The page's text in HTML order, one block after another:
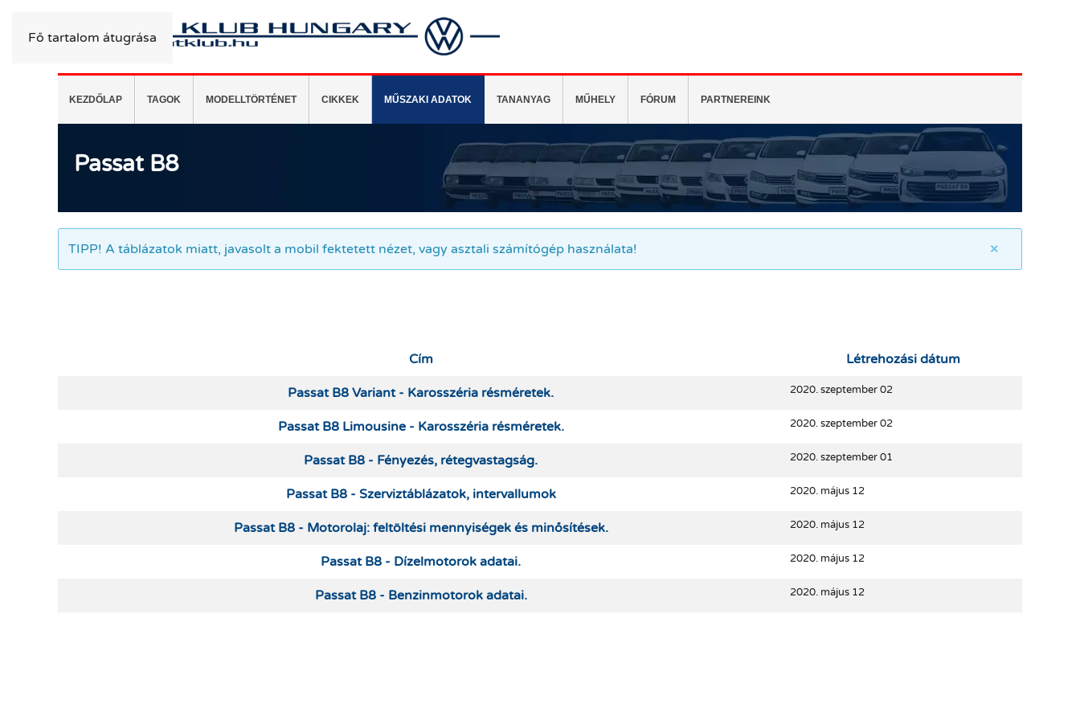
Fő tartalom átugrása
KEZDŐLAP TAGOK MODELLTÖRTÉNET CIKKEK MŰSZAKI ADATOK TANANYAG MŰHELY FÓRUM PARTNEREINK
Passat B8
TIPP! A táblázatok miatt, javasolt a mobil fektetett nézet, vagy asztali számítógép használata! ×
Passat B8
Cím Létrehozási dátum
Passat B8 Variant - Karosszéria résméretek. 2020. szeptember 02
Passat B8 Limousine - Karosszéria résméretek. 2020. szeptember 02
Passat B8 - Fényezés, rétegvastagság. 2020. szeptember 01
Passat B8 - Szerviztáblázatok, intervallumok 2020. május 12
Passat B8 - Motorolaj: feltöltési mennyiségek és minősítések. 2020. május 12
Passat B8 - Dízelmotorok adatai. 2020. május 12
Passat B8 - Benzinmotorok adatai. 2020. május 12